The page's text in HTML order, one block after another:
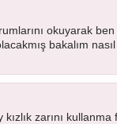
okuyarak
bakalım
zarını